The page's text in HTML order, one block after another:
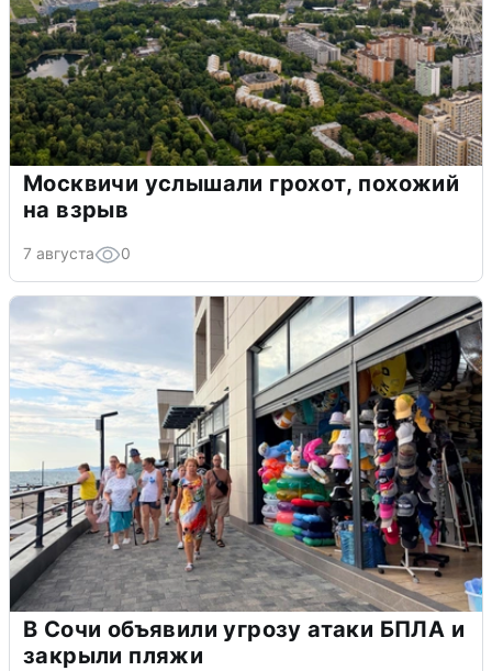
Москвичи услышали грохот, похожий
на взрыв
7 августа 0
В Сочи объявили угрозу атаки БПЛА и
закрыли пляжи